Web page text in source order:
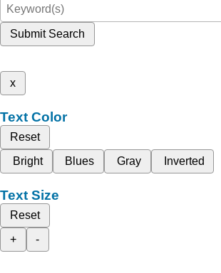
Submit Search
x
Text Color
Reset
Bright
Blues Gray Inverted
Text Size
Reset
+
-